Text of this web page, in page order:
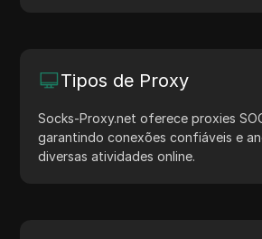
Tipos de Proxy
Socks-Proxy.net oferece proxies
garantindo conexões confiáveis e
diversas atividades online.